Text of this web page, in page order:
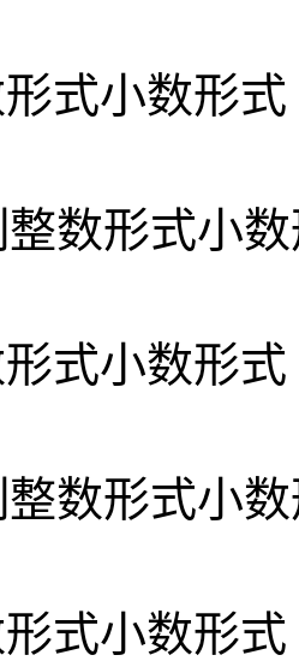
式小数形式
整数形式小
式小数形式
整数形式小
式小数形式